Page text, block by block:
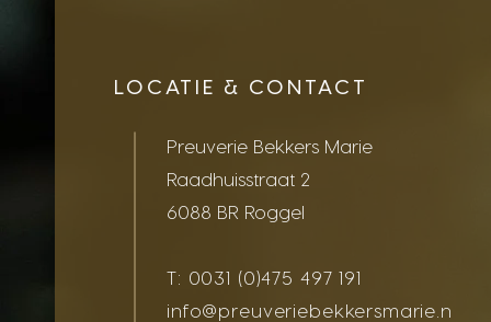
LOCATIE & CONTACT
Preuverie Bekkers Marie
Raadhuisstraat 2
6088 BR Roggel
T: 0031 (0)475 497 191
info@preuveriebekkersmarie.n